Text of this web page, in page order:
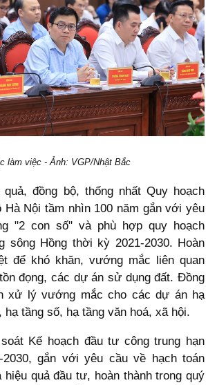
làm việc - Ảnh: VGP/Nhật Bắc
quả, đồng bộ, thống nhất Quy hoạch
Hà Nội tầm nhìn 100 năm gắn với yêu
"2 con số" và phù hợp quy hoạch
sông Hồng thời kỳ 2021-2030. Hoàn
để khó khăn, vướng mắc liên quan
đọng, các dự án sử dụng đất. Đồng
xử lý vướng mắc cho các dự án hạ
hạ tầng số, hạ tầng văn hoá, xã hội.
Kế hoạch đầu tư công trung hạn
2030, gắn với yêu cầu về hạch toán
hiệu quả đầu tư, hoàn thành trong quý